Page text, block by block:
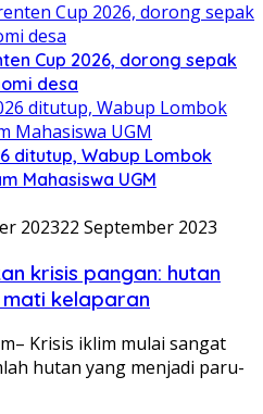
Cup 2026, dorong sepak
desa
ditutup, Wabup Lombok
Mahasiswa UGM
202322 September 2023
krisis pangan: hutan
kelaparan
Krisis iklim mulai sangat
hutan yang menjadi paru-